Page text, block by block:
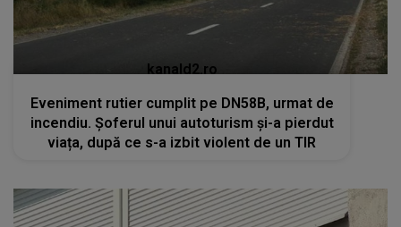
kanald2.ro
Eveniment rutier cumplit pe DN58B, urmat de
incendiu. Șoferul unui autoturism și-a pierdut
viața, după ce s-a izbit violent de un TIR